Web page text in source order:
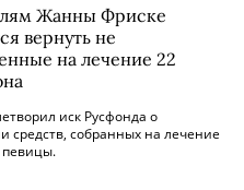
Жанны Фриске
вернуть не
на лечение 22
иск Русфонда о
средств, собранных на лечение